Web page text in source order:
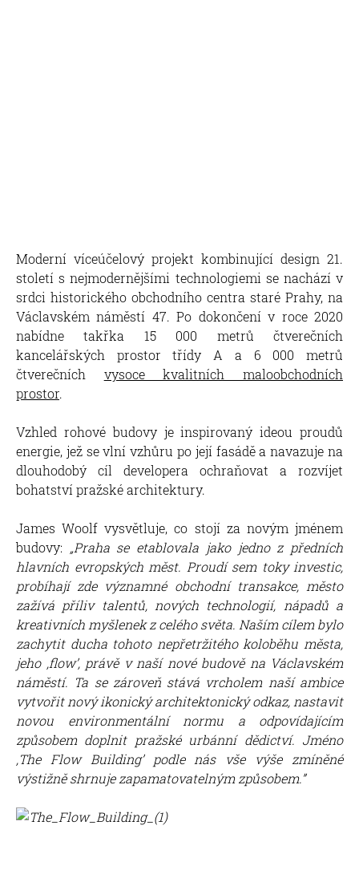
Moderní víceúčelový projekt kombinující design 21.
století s nejmodernějšími technologiemi se nachází v
srdci historického obchodního centra staré Prahy, na
Václavském náměstí 47. Po dokončení v roce 2020
nabídne takřka 15 000 metrů čtverečních
kancelářských prostor třídy A a 6 000 metrů
čtverečních vysoce kvalitních maloobchodních
prostor.
Vzhled rohové budovy je inspirovaný ideou proudů
energie, jež se vlní vzhůru po její fasádě a navazuje na
dlouhodobý cíl developera ochraňovat a rozvíjet
bohatství pražské architektury.
James Woolf vysvětluje, co stojí za novým jménem
budovy: „Praha se etablovala jako jedno z předních
hlavních evropských měst. Proudí sem toky investic,
probíhají zde významné obchodní transakce, město
zažívá příliv talentů, nových technologií, nápadů a
kreativních myšlenek z celého světa. Naším cílem bylo
zachytit ducha tohoto nepřetržitého koloběhu města,
jeho ‚flow’, právě v naší nové budově na Václavském
náměstí. Ta se zároveň stává vrcholem naší ambice
vytvořit nový ikonický architektonický odkaz, nastavit
novou environmentální normu a odpovídajícím
způsobem doplnit pražské urbánní dědictví. Jméno
‚The Flow Building’podle nás vše výše zmíněné
výstižně shrnuje zapamatovatelným způsobem.”